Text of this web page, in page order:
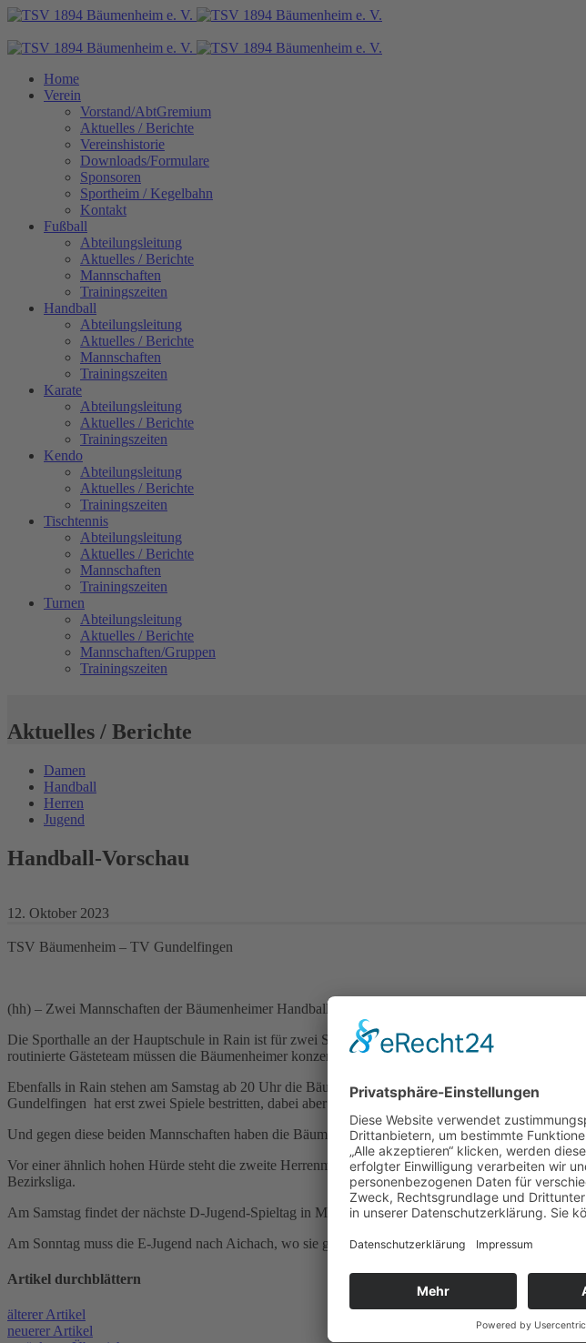
Home
Verein
Vorstand/AbtGremium
Aktuelles / Berichte
Vereinshistorie
Downloads/Formulare
Sponsoren
Sportheim / Kegelbahn
Kontakt
Fußball
Abteilungsleitung
Aktuelles / Berichte
Mannschaften
Trainingszeiten
Handball
Abteilungsleitung
Aktuelles / Berichte
Mannschaften
Trainingszeiten
Karate
Abteilungsleitung
Aktuelles / Berichte
Trainingszeiten
Kendo
Abteilungsleitung
Aktuelles / Berichte
Trainingszeiten
Tischtennis
Abteilungsleitung
Aktuelles / Berichte
Mannschaften
Trainingszeiten
Turnen
Abteilungsleitung
Aktuelles / Berichte
Mannschaften/Gruppen
Trainingszeiten
Aktuelles / Berichte
Damen
Handball
Herren
Jugend
Handball-Vorschau
12. Oktober 2023
TSV Bäumenheim – TV Gundelfingen
(hh) – Zwei Mannschaften der Bäumenheimer Handballer spielen am Wochenende mit „Heimrecht“,
Die Sporthalle an der Hauptschule in Rain ist für zwei Spiele Ausweichquartiere für die TSV-
routinierte Gästeteam müssen die Bäumenheimer konzentrierter spielen, wenn sie die 28:30
Ebenfalls in Rain stehen am Samstag ab 20 Uhr die Bäumenheimer Herren vor der nächsten
Gundelfingen hat erst zwei Spiele bestritten, dabei aber gegen Göggingen zu Hause mit 27:26 und
Und gegen diese beiden Mannschaften haben die Bäumenheimer deutliche Niederlagen kassiert.
Vor einer ähnlich hohen Hürde steht die zweite Herrenmannschaft, die am Sonntag um 17 Uhr
Bezirksliga.
Am Samstag findet der nächste D-Jugend-Spieltag in Meitingen statt. Die Bäumenheimer
Am Sonntag muss die E-Jugend nach Aichach, wo sie gegen Aichach II (9 Uhr) und Augsburg/
Artikel durch­blättern
älterer Artikel
neuerer Artikel